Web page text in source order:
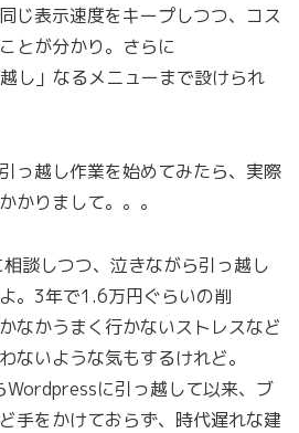
じ表示速度をキープしつつ、コス
とが分かり。さらに
し」なるメニューまで設けられ
っ越し作業を始めてみたら、実際
かりまして。。。
談しつつ、泣きながら引っ越し
。3年で1.6万円ぐらいの削
なかうまく行かないストレスなど
ないような気もするけれど。
に引っ越して以来、ブ
手をかけておらず、時代遅れな建